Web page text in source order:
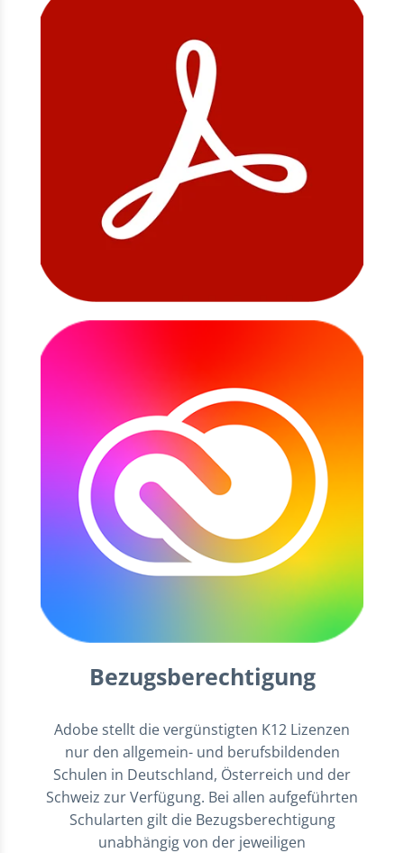
Bezugsberechtigung
Adobe stellt die vergünstigten K12 Lizenzen
nur den allgemein- und berufsbildenden
Schulen in Deutschland, Österreich und der
Schweiz zur Verfügung. Bei allen aufgeführten
Schularten gilt die Bezugsberechtigung
unabhängig von der jeweiligen